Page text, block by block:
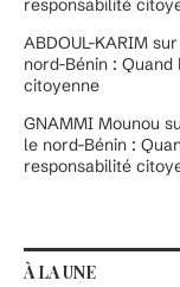
responsabilité
ABDOUL-KARIM sur
nord-Bénin :
citoyenne
GNAMMI Mounou
le nord-Bénin :
responsabilité
À LA UNE